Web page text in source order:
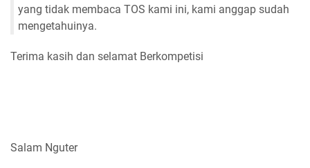
yang tidak membaca TOS kami ini, kami anggap sudah
mengetahuinya.
Terima kasih dan selamat Berkompetisi
Salam Nguter